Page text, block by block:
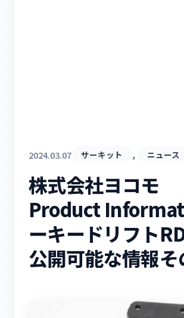
2024.03.07 サーキット , ニュース
株式会社ヨコモ
Product
ーキードリフト
公開可能な情報そ